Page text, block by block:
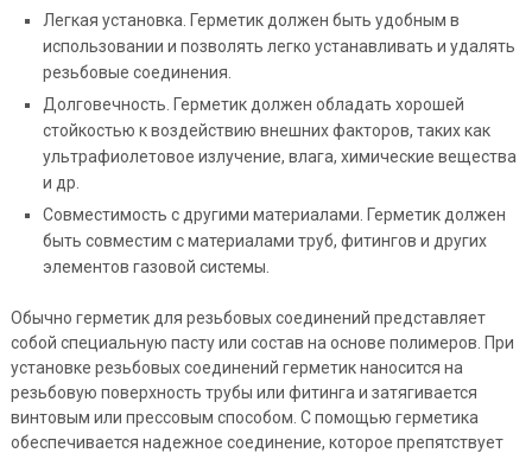
Легкая установка. Герметик должен быть удобным в
использовании и позволять легко устанавливать и удалять
резьбовые соединения.
Долговечность. Герметик должен обладать хорошей
стойкостью к воздействию внешних факторов, таких как
ультрафиолетовое излучение, влага, химические вещества
и др.
Совместимость с другими материалами. Герметик должен
быть совместим с материалами труб, фитингов и других
элементов газовой системы.
Обычно герметик для резьбовых соединений представляет
собой специальную пасту или состав на основе полимеров. При
установке резьбовых соединений герметик наносится на
резьбовую поверхность трубы или фитинга и затягивается
винтовым или прессовым способом. С помощью герметика
обеспечивается надежное соединение, которое препятствует